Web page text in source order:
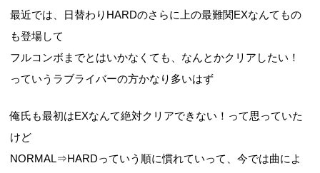
最近では、日替わりHARDのさらに上の最難関EXなんてもの
も登場して
フルコンボまでとはいかなくても、なんとかクリアしたい！
っていうラブライバーの方かなり多いはず
俺氏も最初はEXなんて絶対クリアできない！って思っていた
けど
NORMAL⇒HARDっていう順に慣れていって、今では曲によ